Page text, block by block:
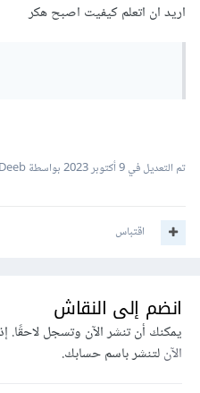
اريد ان اتعلم كيفيت اصبح هكر
تم التعديل في9 أكتوبر 2023 بواسطة Raed Deeb
اقتباس
انضم إلى النقاش
يمكنك أن تنشر الآن وتسجل لاحقًا.
الآنلتنشر باسم حسابك.